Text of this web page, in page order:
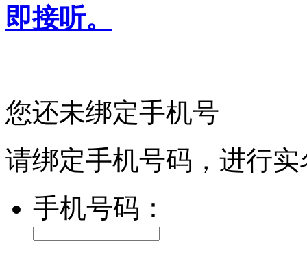
即接听。
您还未绑定手机号
请绑定手机号码，进行
手机号码：